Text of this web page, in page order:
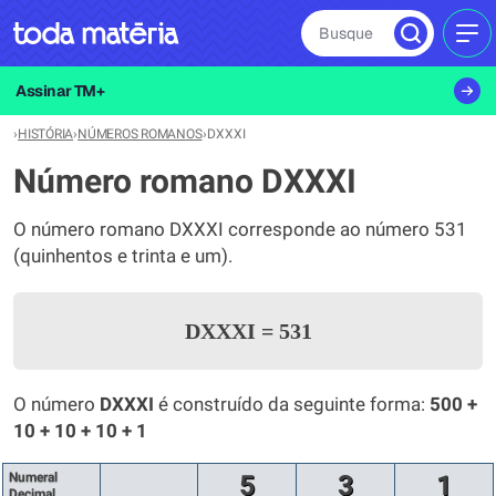
Busque
Assinar TM+
›HISTÓRIA›NÚMEROS ROMANOS›DXXXI
Número romano DXXXI
O número romano DXXXI corresponde ao número 531
(quinhentos e trinta e um).
DXXXI =531
O número DXXXI é construído da seguinte forma: 500 +
10 + 10 + 10 + 1
Numeral
5 3 1